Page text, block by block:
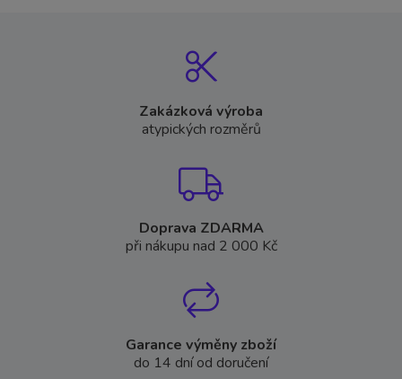
Zakázková výroba
atypických rozměrů
Doprava ZDARMA
při nákupu nad 2 000 Kč
Garance výměny zboží
do 14 dní od doručení